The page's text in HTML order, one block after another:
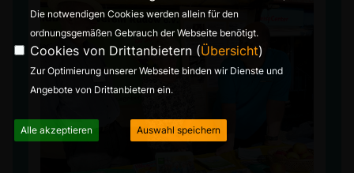
Die notwendigen Cookies werden allein für den
ordnungsgemäßen Gebrauch der Webseite benötigt.
Cookies von Drittanbietern (Übersicht)
Zur Optimierung unserer Webseite binden wir Dienste und
Angebote von Drittanbietern ein.
Alle akzeptieren Auswahl speichern